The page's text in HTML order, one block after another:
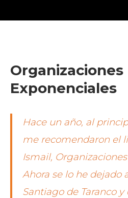
Organizaciones
Exponenciales
Hace un año, al
me recomendaron el
Ismail,
Ahora se lo he dejado
Santiago de Taranco